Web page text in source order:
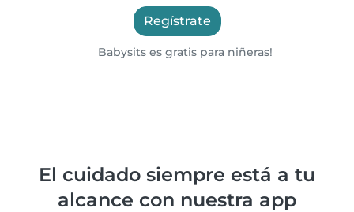
Regístrate
Babysits es gratis para niñeras!
El cuidado siempre está a tu
alcance con nuestra app